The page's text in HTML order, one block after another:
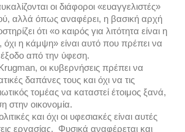
οι διάφοροι «ευαγγελιστές»
αλλά όπως αναφέρει, η βασική αρχή
ότι «ο καιρός για λιτότητα είναι η
όχι η κάμψη» είναι αυτό που πρέπει να
από την ύφεση.
οι κυβερνήσεις πρέπει να
δαπάνες τους και όχι να τις
τομέας να καταστεί έτοιμος ξανά,
στην οικονομία.
και όχι οι υφεσιακές είναι αυτές
εργασίας. Φυσικά αναφέρεται και